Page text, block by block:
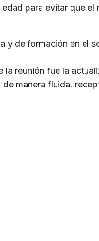
para evitar que el
y de formación en el
reunión fue la
manera fluida,